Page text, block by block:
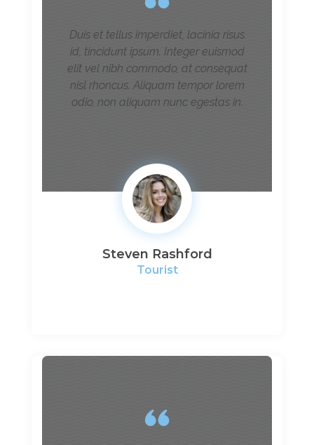
Duis et tellus imperdiet, lacinia risus
id, tincidunt ipsum. Integer euismod
elit vel nibh commodo, at consequat
nisl rhoncus. Aliquam tempor lorem
odio, non aliquam nunc egestas in.
Steven Rashford
Tourist